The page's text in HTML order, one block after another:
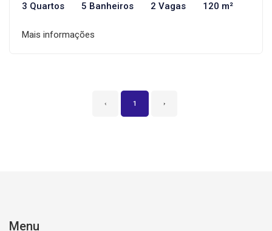
3 Quartos 5 Banheiros 2 Vagas 120 m²
Mais informações
‹ 1 ›
Menu